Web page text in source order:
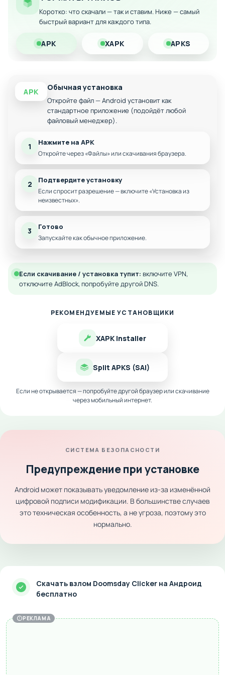
Неограниченные денежные ресурсы для
Ускоренное строительство убежищ и
Беспрепятственное управление населением и
ресурсами
Коротко: что скачали — так и ставим. Ниже — самый
быстрый вариант для каждого типа.
APK XAPK APKS
APK Обычная установка
Откройте файл — Android установит как
стандартное приложение (подойдёт любой
файловый менеджер).
1 Нажмите на APK
Откройте через «Файлы» или скачивания браузера.
2 Подтвердите установку
Если спросит разрешение — включите «Установка из
неизвестных».
3 Готово
Запускайте как обычное приложение.
Если скачивание / установка тупит: включите VPN,
отключите AdBlock, попробуйте другой DNS.
РЕКОМЕНДУЕМЫЕ УСТАНОВЩИКИ
XAPK Installer
Split APKS (SAI)
Если не открывается — попробуйте другой браузер или скачивание
через мобильный интернет.
СИСТЕМА БЕЗОПАСНОСТИ
Предупреждение при установке
Android может показывать уведомление из-за изменённой
цифровой подписи модификации. В большинстве случаев
это техническая особенность, а не угроза, поэтому это
нормально.
Скачать взлом Doomsday Clicker на Андроид
бесплатно
РЕКЛАМА